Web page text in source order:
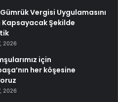
Gümrük Vergisi Uygulamasını
Kapsayacak Şekilde
2026
için
her köşesine
2026